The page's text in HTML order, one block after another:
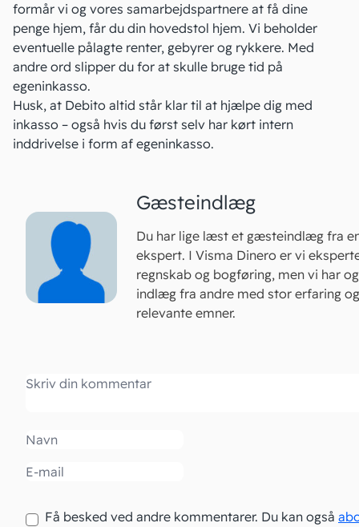
formår vi og vores samarbejdspartnere at få dine
penge hjem, får du din hovedstol hjem. Vi beholder
eventuelle pålagte renter, gebyrer og rykkere. Med
andre ord slipper du for at skulle bruge tid på
egeninkasso.
Husk, at Debito altid står klar til at hjælpe dig med
inkasso – også hvis du først selv har kørt intern
inddrivelse i form af egeninkasso.
Gæsteindlæg
Du har lige læst et gæsteindlæg fra
ekspert. I Visma Dinero er vi
regnskab og bogføring, men vi har
indlæg fra andre med stor erfaring
relevante emner.
Kommentar
Navn
Email
Få besked ved andre kommentarer. Du kan også